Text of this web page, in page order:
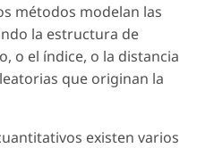
métodos modelan las
la estructura de
o el índice, o la distancia
que originan la
existen varios